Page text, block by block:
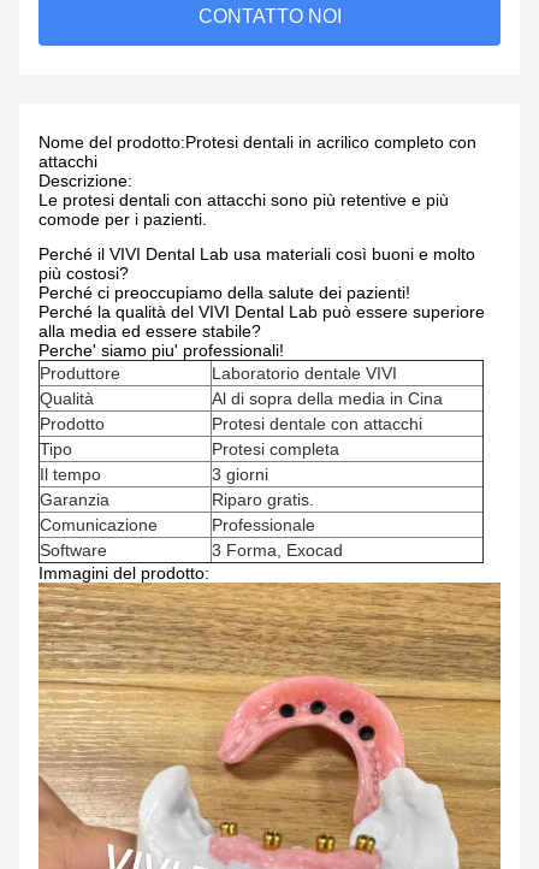
CONTATTO NOI
Nome del prodotto:Protesi dentali in acrilico completo con
attacchi
Descrizione:
Le protesi dentali con attacchi sono più retentive e più
comode per i pazienti.
Perché il VIVI Dental Lab usa materiali così buoni e molto
più costosi?
Perché ci preoccupiamo della salute dei pazienti!
Perché la qualità del VIVI Dental Lab può essere superiore
alla media ed essere stabile?
Perche' siamo piu' professionali!
Produttore
Laboratorio dentale VIVI
Qualità
Al di sopra della media in Cina
Prodotto
Protesi dentale con attacchi
Tipo
Protesi completa
Il tempo
3 giorni
Garanzia
Riparo gratis.
Comunicazione
Professionale
Software
3 Forma, Exocad
Immagini del prodotto: